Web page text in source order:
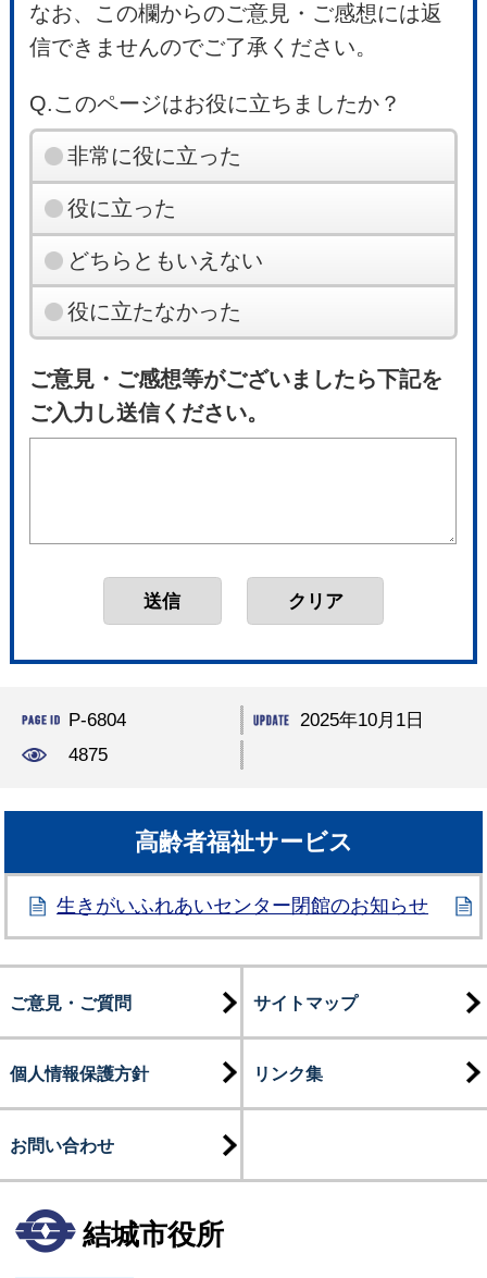
なお、この欄からのご意見・ご感想には返
信できませんのでご了承ください。
Q.このページはお役に立ちましたか？
非常に役に立った
役に立った
どちらともいえない
役に立たなかった
ご意見・ご感想等がございましたら下記を
ご入力し送信ください。
P-6804
2025年10月1日
4875
高齢者福祉サービス
生きがいふれあいセンター閉館のお知らせ
ご意見・ご質問 サイトマップ
個人情報保護方針 リンク集
お問い合わせ
結城市役所